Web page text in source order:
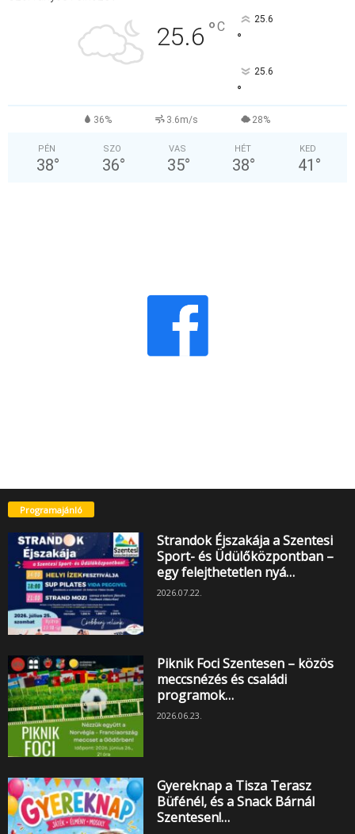
25.6 °C 25.6
°
25.6
°
36% 3.6m/s 28%
PÉN
38°
SZO
36°
VAS
35°
HÉT
38°
KED
41 °
Programajánló
Strandok Éjszakája a Szentesi
Sport- és Üdülőközpontban –
egy felejthetetlen nyá…
2026.07.22.
Piknik Foci Szentesen – közös
meccsnézés és családi
programok…
2026.06.23.
Gyereknap a Tisza Terasz
Büfénél, és a Snack Bárnál
Szentesen!…